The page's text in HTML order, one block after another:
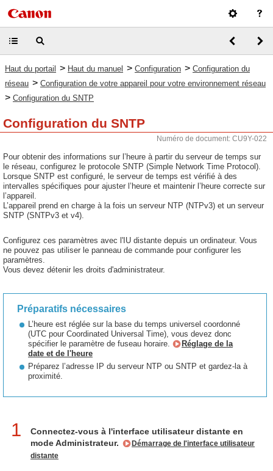
Haut du portail > Haut du manuel > Configuration > Configuration du
réseau > Configuration de votre appareil pour votre environnement réseau
> Configuration du SNTP
Configuration du SNTP
Numéro de document: CU9Y-022
Pour obtenir des informations sur l’heure à partir du serveur de temps sur
le réseau, configurez le protocole SNTP (Simple Network Time Protocol).
Lorsque SNTP est configuré, le serveur de temps est vérifié à des
intervalles spécifiques pour ajuster l’heure et maintenir l’heure correcte sur
l’appareil.
L’appareil prend en charge à la fois un serveur NTP (NTPv3) et un serveur
SNTP (SNTPv3 et v4).
Configurez ces paramètres avec l'IU distante depuis un ordinateur. Vous
ne pouvez pas utiliser le panneau de commande pour configurer les
paramètres.
Vous devez détenir les droits d'administrateur.
Préparatifs nécessaires
L’heure est réglée sur la base du temps universel coordonné
(UTC pour Coordinated Universal Time), vous devez donc
spécifier le paramètre de fuseau horaire.
Réglage de la
date et de l'heure
Préparez l’adresse IP du serveur NTP ou SNTP et gardez-la à
proximité.
1
Connectez-vous à l'interface utilisateur distante en
mode Administrateur.
Démarrage de l'interface utilisateur
distante